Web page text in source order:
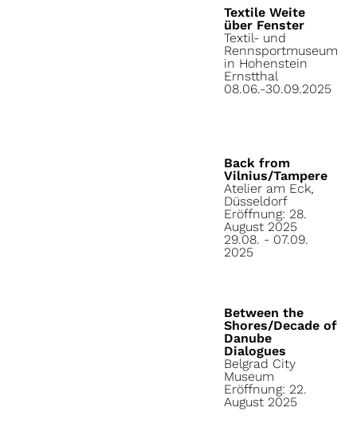
Textile Weite
über Fenster
Textil- und
Rennsportmuseum
in Hohenstein
Ernstthal
08.06.-30.09.2025
Back from
Vilnius/Tampere
Atelier am Eck,
Düsseldorf
Eröffnung: 28.
August 2025
29.08. - 07.09.
2025
Between the
Shores/Decade of
Danube
Dialogues
Belgrad City
Museum
Eröffnung: 22.
August 2025